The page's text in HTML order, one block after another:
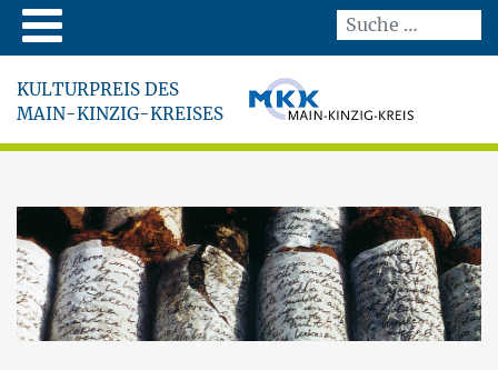
KULTURPREIS DES
MAIN-KINZIG-KREISES